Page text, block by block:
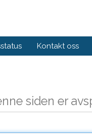
Kontakt oss
siden er